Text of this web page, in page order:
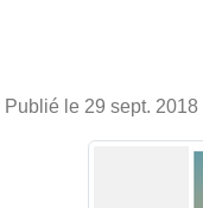
Publié le 29 sept. 2018